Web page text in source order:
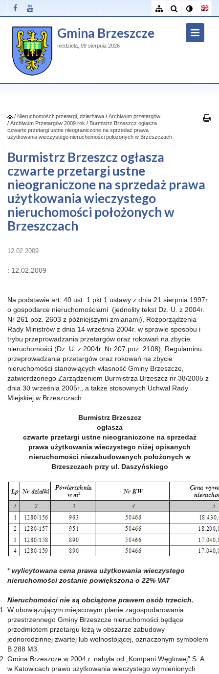
Gmina Brzeszcze
niedziela, 09 sierpnia 2026
/ Nieruchomości: przetargi, dzierżawa / Archiwum przetargów
/ Archiwum Przetargów 2009 rok / Burmistrz Brzeszcz ogłasza
czwarte przetargi ustne nieograniczone na sprzedaż prawa
użytkowania wieczystego nieruchomości położonych w Brzeszczach
Burmistrz Brzeszcz ogłasza
czwarte przetargi ustne
nieograniczone na sprzedaż prawa
użytkowania wieczystego
nieruchomości położonych w
Brzeszczach
12.02.2009
: 12.02.2009
Na podstawie art. 40 ust. 1 pkt 1 ustawy z dnia 21 sierpnia 1997r.
o gospodarce nieruchomościami (jednolity tekst Dz. U. z 2004r.
Nr 261 poz. 2603 z późniejszymi zmianami), Rozporządzenia
Rady Ministrów z dnia 14 września 2004r. w sprawie sposobu i
trybu przeprowadzania przetargów oraz rokowań na zbycie
nieruchomości (Dz. U. z 2004r. Nr 207 poz. 2108), Regulaminu
przeprowadzania przetargów oraz rokowań na zbycie
nieruchomości stanowiących własność Gminy Brzeszcze,
zatwierdzonego Zarządzeniem Burmistrza Brzeszcz nr 38/2005 z
dnia 30 września 2005r., a także stosownych Uchwał Rady
Miejskiej w Brzeszczach:
Burmistrz Brzeszcz
ogłasza
czwarte przetargi ustne nieograniczone na sprzedaż
prawa użytkowania wieczystego niżej opisanych
nieruchomości niezabudowanych położonych w
Brzeszczach przy ul. Daszyńskiego
* wylicytowana cena prawa użytkowania wieczystego
nieruchomości zostanie powiększona o 22% VAT
Nieruchomości nie są obciążone prawem osób trzecich.
W obowiązującym miejscowym planie zagospodarowania
przestrzennego Gminy Brzeszcze nieruchomości będące
przedmiotem przetargu leżą w obszarze zabudowy
jednorodzinnej zwartej lub wolnostojącej, oznaczonym symbolem
B 288 M3.
Gmina Brzeszcze w 2004 r. nabyła od „Kompani Węglowej” S. A.
w Katowicach prawo użytkowania wieczystego wymienionych